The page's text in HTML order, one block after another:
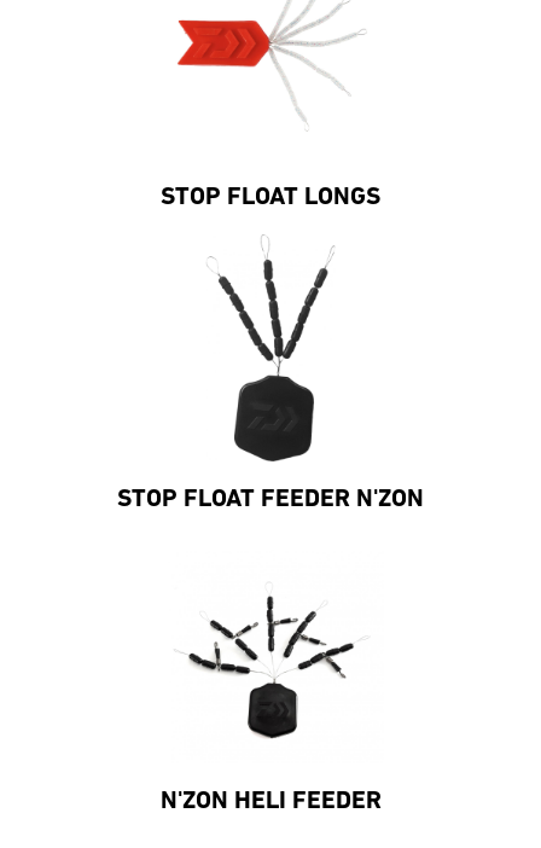
STOP FLOAT LONGS
STOP FLOAT FEEDER N'ZON
N'ZON HELI FEEDER